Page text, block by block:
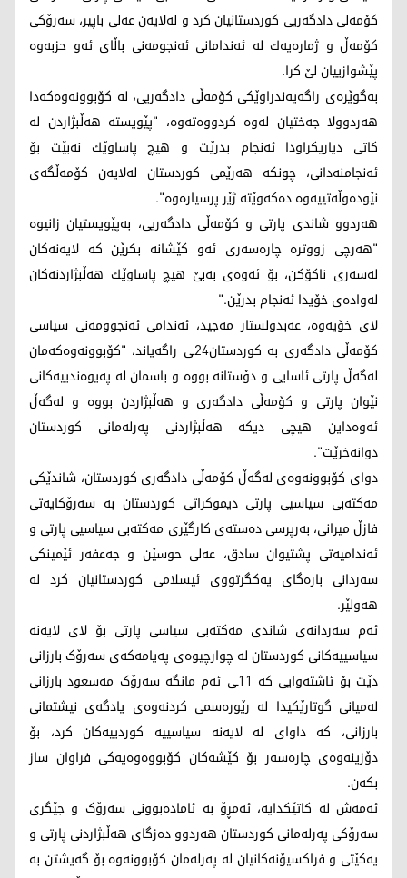
کۆمەلی دادگەریی کوردستانیان کرد و لەلایەن عەلی باپیر، سەرۆکی
کۆمەڵ و ژمارەیەك لە ئەندامانی ئەنجومەنی باڵای ئەو حزبەوە
پێشوازییان لێ کرا.
بەگوێرەی راگەیەندراوێکی کۆمەڵی دادگەریی، لە کۆبوونەوەکەدا
هەردوولا جەختیان لەوە کردووەتەوە، "پێویستە هەڵبژاردن لە
کاتی دیاریکراودا ئەنجام بدرێت و هیچ پاساوێك نەبێت بۆ
ئەنجامنەدانی، چونکە هەرێمی کوردستان لەلایەن کۆمەڵگەی
نێودەوڵەتییەوە دەکەوێتە ژێر پرسیارەوە".
هەردوو شاندی پارتی و کۆمەڵی دادگەریی، بەپێویستیان زانیوە
"هەرچی زووترە چارەسەری ئەو کێشانە بکرێن کە لایەنەکان
لەسەری ناکۆكن، بۆ ئەوەی بەبێ هیچ پاساوێك هەڵبژاردنەکان
لەوادەی خۆیدا ئەنجام بدرێن."
لای خۆیەوە، عەبدولستار مەجید، ئەندامى ئەنجوومەنى سیاسی
کۆمەڵى دادگەرى بە کوردستان24ـی راگەیاند، "كۆبوونەوەكەمان
لەگەڵ پارتی ئاسایی و دۆستانە بووە و باسمان لە پەیوەندییەكانی
نێوان پارتی و كۆمەڵی دادگەری و ھەڵبژاردن بووە و لەگەڵ
ئەوەداین ھیچی دیكە ھەڵبژاردنی پەرلەمانی كوردستان
دوانەخرێت".
دوای کۆبوونەوەی لەگەڵ کۆمەڵی دادگەری کوردستان، شاندێکی
مەکتەبی سیاسیی پارتی دیموکراتی کوردستان بە سەرۆکایەتی
فازڵ میرانی، بەرپرسی دەستەی کارگێری مەکتەبی سیاسیی پارتی و
ئەندامیەتی پشتیوان سادق، عەلی حوسێن و جەعفەر ئێمینکی
سەردانی بارەگای یەکگرتووی ئیسلامی کوردستانیان کرد لە
هەولێر.
ئەم سەردانەی شاندی مەکتەبی سیاسی پارتی بۆ لای لایەنە
سیاسییەکانی کوردستان لە چوارچیوەی پەیامەکەی سەرۆک بارزانی
دێت بۆ ئاشتەوایی کە 11ـی ئەم مانگە سەرۆک مەسعود بارزانی
لەمیانی گوتارێکیدا لە رێورەسمی کردنەوەی یادگەی نیشتمانی
بارزانی، کە داوای لە لایەنە سیاسییە کوردییەکان کرد، بۆ
دۆزینەوەی چارەسەر بۆ کێشەکان کۆبووەوەیەکی فراوان ساز
بکەن.
ئەمەش لە کاتێکدایە، ئەمڕۆ بە ئامادەبوونی سەرۆک و جێگری
سەرۆکی پەرلەمانی کوردستان هەردوو دەزگای هەڵبژاردنی پارتی و
یەکێتی و فراکسیۆنەکانیان لە پەرلەمان کۆبوونەوە بۆ گەیشتن بە